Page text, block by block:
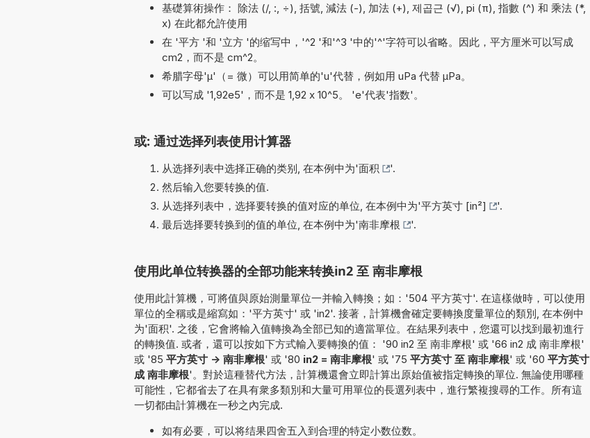
基礎算術操作： 除法 (/, :, ÷), 括號, 減法 (-), 加法 (+), 제곱근 (√), pi (π), 指數 (^) 和 乘法 (*,
x) 在此都允許使用
在 '平方 '和 '立方 '的缩写中，'^2 '和'^3 '中的'^'字符可以省略。因此，平方厘米可以写成
cm2，而不是 cm^2。
希腊字母'µ'（= 微）可以用简单的'u'代替，例如用 uPa 代替 µPa。
可以写成 '1,92e5'，而不是 1,92 x 10^5。 'e'代表'指数'。
或: 通过选择列表使用计算器
从选择列表中选择正确的类别, 在本例中为'面积
'.
然后输入您要转换的值.
从选择列表中，选择要转换的值对应的单位, 在本例中为'平方英寸 [in²]
'.
最后选择要转换到的值的单位, 在本例中为'南非摩根 '.
使用此单位转换器的全部功能来转换in2 至 南非摩根
使用此計算機，可將值與原始測量單位一并輸入轉換；如：'504 平方英寸'. 在這樣做時，可以使用
單位的全稱或是縮寫如：'平方英寸' 或 'in2'. 接著，計算機會確定要轉換度量單位的類別, 在本例中
为'面积'. 之後，它會將輸入值轉換為全部已知的適當單位。在結果列表中，您還可以找到最初進行
的轉換值. 或者，還可以按如下方式輸入要轉換的值： '90 in2 至 南非摩根' 或 '66 in2 成 南非摩根'
或 '85 平方英寸 -> 南非摩根' 或 '80 in2 = 南非摩根' 或 '75 平方英寸 至 南非摩根' 或 '60 平方英寸
成 南非摩根'。對於這種替代方法，計算機還會立即計算出原始值被指定轉換的單位. 無論使用哪種
可能性，它都省去了在具有衆多類別和大量可用單位的長選列表中，進行繁複搜尋的工作。所有這
一切都由計算機在一秒之內完成.
如有必要，可以将结果四舍五入到合理的特定小数位数。